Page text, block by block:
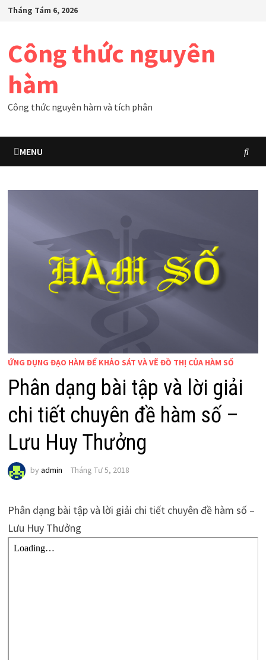
SkipTháng Tám 6, 2026
Công thức nguyên
hàm
Công thức nguyên hàm và tích phân
MENU
ỨNG DỤNG ĐẠO HÀM ĐỂ KHẢO SÁT VÀ VẼ ĐỒ THỊ CỦA HÀM SỐ
Phân dạng bài tập và lời giải
chi tiết chuyên đề hàm số –
Lưu Huy Thưởng
by admin Tháng Tư 5, 2018
Phân dạng bài tập và lời giải chi tiết chuyên đề hàm số –
Lưu Huy Thưởng